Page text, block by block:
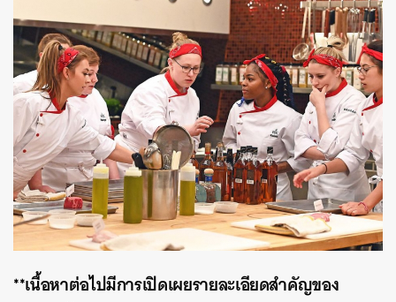
**เนื้อหาต่อไปมีการเปิดเผยรายละเอียดสำคัญของ